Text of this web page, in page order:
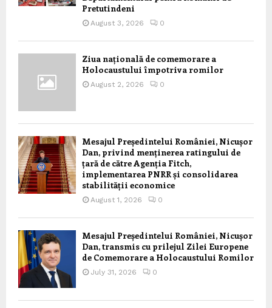
Pretutindeni
August 3, 2026 0
Ziua națională de comemorare a
Holocaustului împotriva romilor
August 2, 2026 0
Mesajul Președintelui României, Nicușor
Dan, privind menținerea ratingului de
țară de către Agenția Fitch,
implementarea PNRR și consolidarea
stabilității economice
August 1, 2026 0
Mesajul Președintelui României, Nicușor
Dan, transmis cu prilejul Zilei Europene
de Comemorare a Holocaustului Romilor
July 31, 2026 0